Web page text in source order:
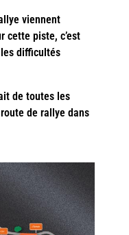
viennent
cette piste, c’est
les difficultés
de toutes les
de rallye dans